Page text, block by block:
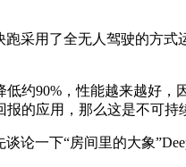
用了全无人驾驶的方式
90%，性能越来越好，
的应用，那么这是不可持
一下“房间里的大象